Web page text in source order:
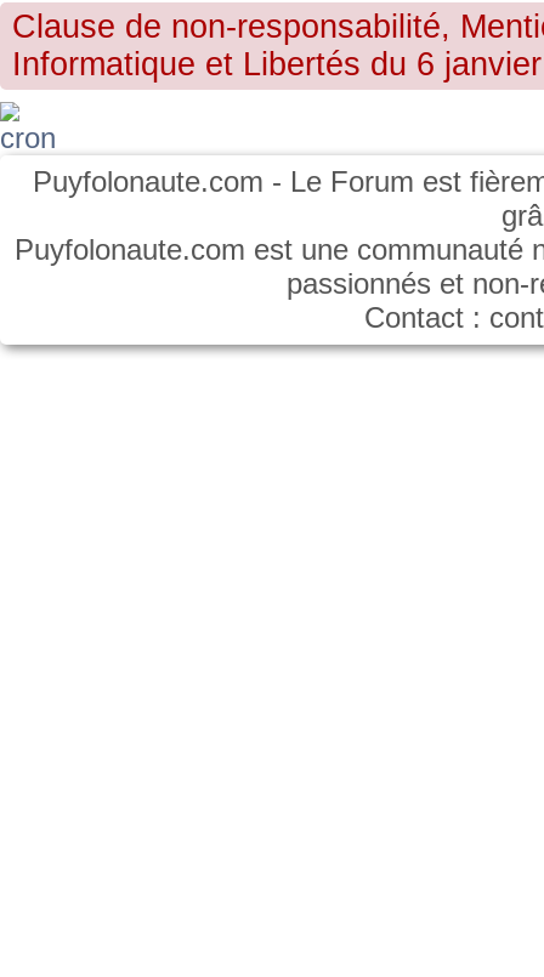
Clause de non-responsabilité,
Informatique et Libertés du 6
Puyfolonaute.com - Le Forum est
Puyfolonaute.com est une communauté
passionnés et
Contact :